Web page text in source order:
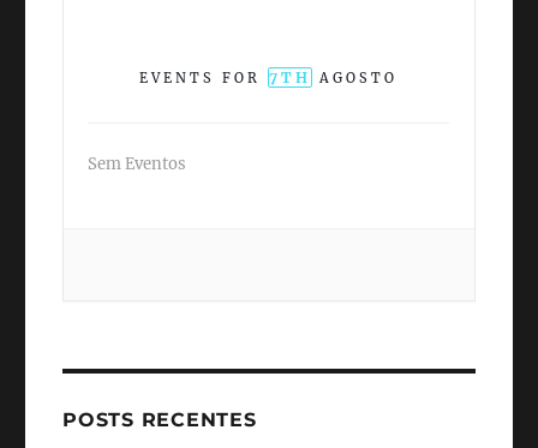
EVENTS FOR 7TH AGOSTO
Sem Eventos
POSTS RECENTES